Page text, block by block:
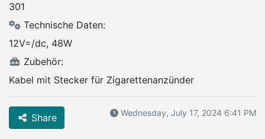
301
Technische Daten:
12V=/dc, 48W
Zubehör:
Kabel mit Stecker für Zigarettenanzünder
Share Wednesday, July 17, 2024 6:41 PM